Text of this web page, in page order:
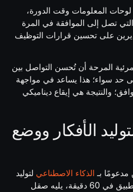
لوحات المعلومات وقت الدورة،
تصل إلى الموافقة في المرة
على تحسين قرارات التوظيف
المرحة أن تُحسن التواصل بين
حد سواء؛ هذا يساعد في مواجهة
والنتيجة هي إيقاع ديناميكي
الأفكار ووضع
بـ الذكاء الاصطناعي لتوليد
20 رسمًا تخطيطيًا للمفاهيم قابلة للتطبيق في 60 دقيقة، يليه صقل